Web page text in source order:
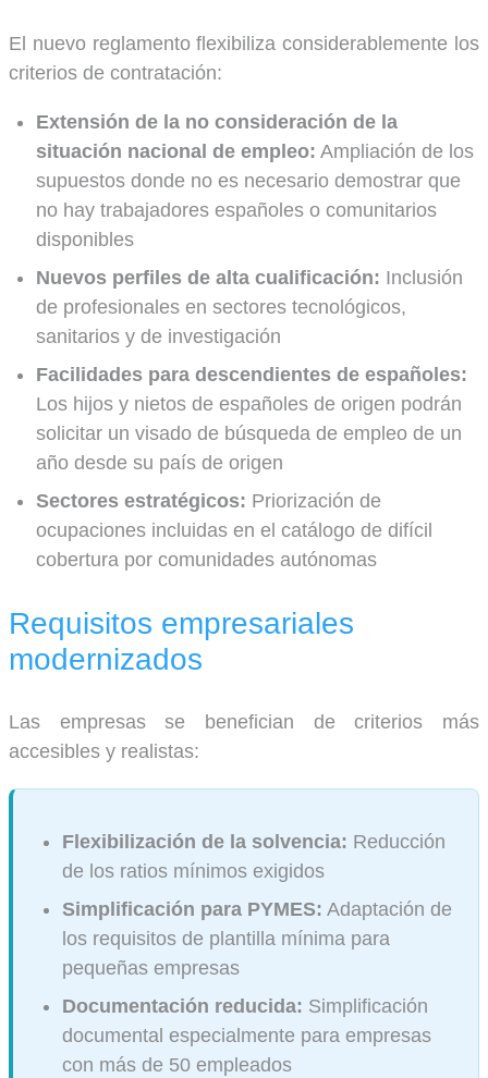
El nuevo reglamento flexibiliza considerablemente los
criterios de contratación:
Extensión de la no consideración de la
situación nacional de empleo: Ampliación de los
supuestos donde no es necesario demostrar que
no hay trabajadores españoles o comunitarios
disponibles
Nuevos perfiles de alta cualificación: Inclusión
de profesionales en sectores tecnológicos,
sanitarios y de investigación
Facilidades para descendientes de españoles:
Los hijos y nietos de españoles de origen podrán
solicitar un visado de búsqueda de empleo de un
año desde su país de origen
Sectores estratégicos: Priorización de
ocupaciones incluidas en el catálogo de difícil
cobertura por comunidades autónomas
Requisitos empresariales
modernizados
Las empresas se benefician de criterios más
accesibles y realistas:
Flexibilización de la solvencia: Reducción
de los ratios mínimos exigidos
Simplificación para PYMES: Adaptación de
los requisitos de plantilla mínima para
pequeñas empresas
Documentación reducida: Simplificación
documental especialmente para empresas
con más de 50 empleados